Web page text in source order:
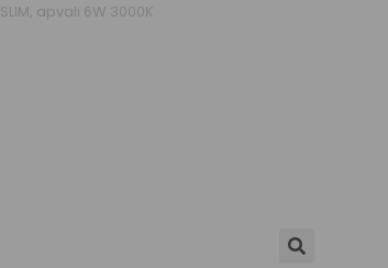
apvali 6W 3000K